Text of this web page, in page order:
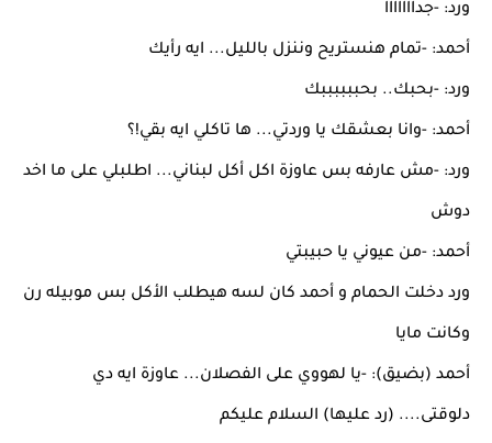
ورد: -جدااااااا
أحمد: -تمام هنستريح وننزل بالليل... ايه رأيك
ورد: -بحبك.. بحببببببك
أحمد: -وانا بعشقك يا وردتي... ها تاكلي ايه بقي!؟
ورد: -مش عارفه بس عاوزة اكل أكل لبناني... اطلبلي على ما اخد
دوش
أحمد: -من عيوني يا حبيبتي
ورد دخلت الحمام و أحمد كان لسه هيطلب الأكل بس موبيله رن
وكانت مايا
أحمد (بضيق): -يا لهووي على الفصلان... عاوزة ايه دي
دلوقتى.... (رد عليها) السلام عليكم